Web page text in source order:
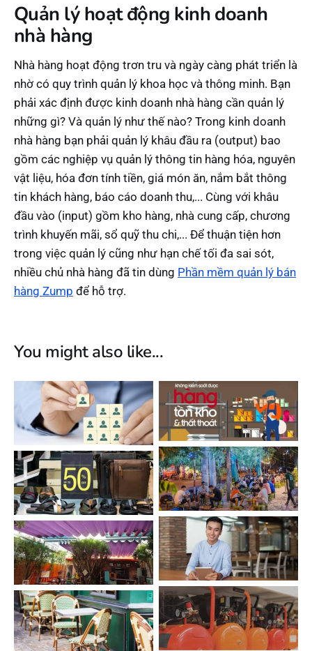
Quản lý hoạt động kinh doanh
nhà hàng
Nhà hàng hoạt động trơn tru và ngày càng phát triển là
nhờ có quy trình quản lý khoa học và thông minh. Bạn
phải xác định được kinh doanh nhà hàng cần quản lý
những gì? Và quản lý như thế nào? Trong kinh doanh
nhà hàng bạn phải quản lý khâu đầu ra (output) bao
gồm các nghiệp vụ quản lý thông tin hàng hóa, nguyên
vật liệu, hóa đơn tính tiền, giá món ăn, nắm bắt thông
tin khách hàng, báo cáo doanh thu,... Cùng với khâu
đầu vào (input) gồm kho hàng, nhà cung cấp, chương
trình khuyến mãi, sổ quỹ thu chi,... Để thuận tiện hơn
trong việc quản lý cũng như hạn chế tối đa sai sót,
nhiều chủ nhà hàng đã tin dùng Phần mềm quản lý bán
hàng Zump để hỗ trợ.
You might also like...